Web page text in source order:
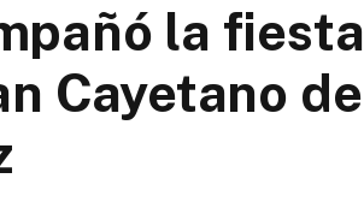
la fiesta
Cayetano de